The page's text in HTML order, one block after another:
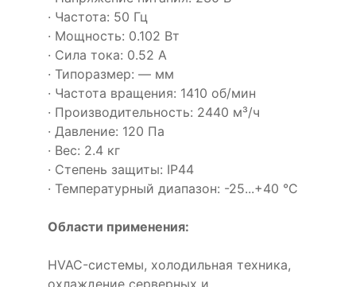
· Частота: 50 Гц
· Мощность: 0.102 Вт
· Сила тока: 0.52 А
· Типоразмер: — мм
· Частота вращения: 1410 об/мин
· Производительность: 2440 м³/ч
· Давление: 120 Па
· Вес: 2.4 кг
· Степень защиты: IP44
· Температурный диапазон: -25...+40 °C
Области применения:
HVAC-системы, холодильная техника,
охлаждение серверных и